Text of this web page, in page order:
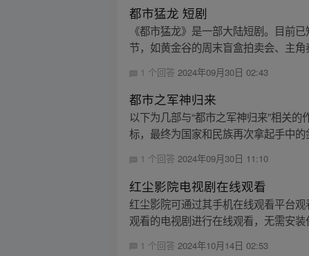
都市猛龙 短剧
《都市猛龙》是一部大陆短剧。目前
节，如黄金谷的周末盲盒拍卖会、主角
1 个回答2024年09月30日 02:43
都市之军神归来
以下为几部与“都市之军神归来”相关
标，最终为国家和民族再次拿起手中
1 个回答2024年09月30日 11:10
红尘影院电视剧在线观看
红尘影院可通过其手机在线观看平台
观看的电视剧进行在线观看，无需安装
1 个回答 2024年10月14日 02:53